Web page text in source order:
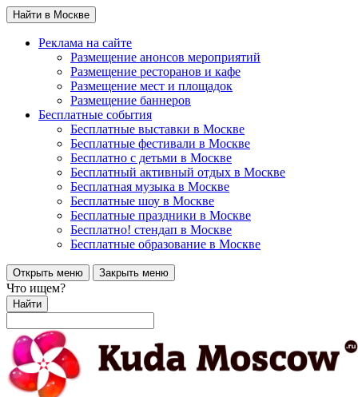
Найти в Москве
Реклама на сайте
Размещение анонсов мероприятий
Размещение ресторанов и кафе
Размещение мест и площадок
Размещение баннеров
Бесплатные события
Бесплатные выставки в Москве
Бесплатные фестивали в Москве
Бесплатно с детьми в Москве
Бесплатный активный отдых в Москве
Бесплатная музыка в Москве
Бесплатные шоу в Москве
Бесплатные праздники в Москве
Бесплатно! стендап в Москве
Бесплатные образование в Москве
Открыть меню Закрыть меню
Что ищем?
Найти